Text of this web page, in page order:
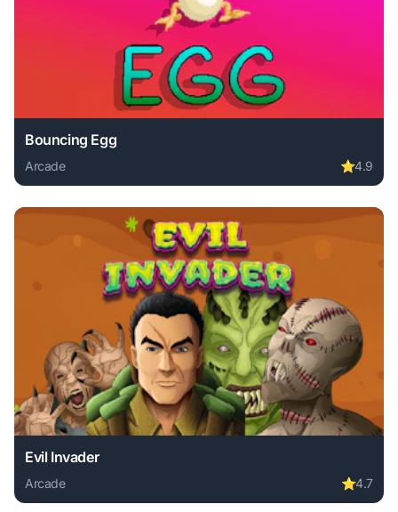
Bouncing Egg
Arcade ⭐4.9
Play Bouncing Egg online free. arcade game, no
Evil Invader
Arcade ⭐4.7
Play Evil Invader online free. arcade game, no download